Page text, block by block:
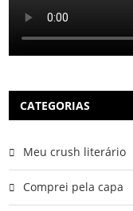
CATEGORIAS
Meu crush literário
Comprei pela capa